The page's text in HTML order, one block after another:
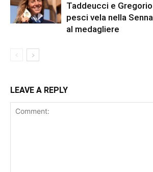
Taddeucci e
pesci vela nella
al medagliere
LEAVE A REPLY